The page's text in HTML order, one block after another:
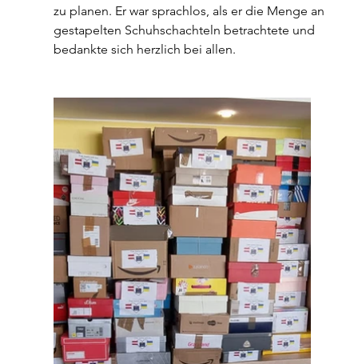
zu planen. Er war sprachlos, als er die Menge an
gestapelten Schuhschachteln betrachtete und
bedankte sich herzlich bei allen.